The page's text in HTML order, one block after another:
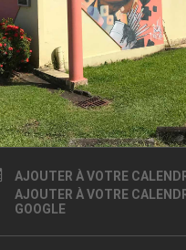
AJOUTER À VOTRE
AJOUTER À VOTRE
GOOGLE